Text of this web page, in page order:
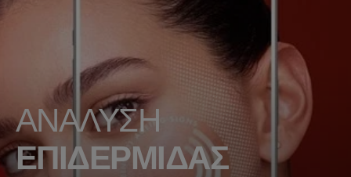
ΑΝΑΛΥΣΗ
ΕΠΙΔΕΡΜΙΔΑΣ